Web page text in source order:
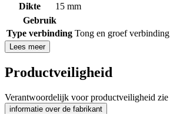
Dikte
15 mm
Gebruik
Type verbinding Tong en groef verbinding
Lees meer
Productveiligheid
Verantwoordelijk voor productveiligheid zie
informatie over de fabrikant